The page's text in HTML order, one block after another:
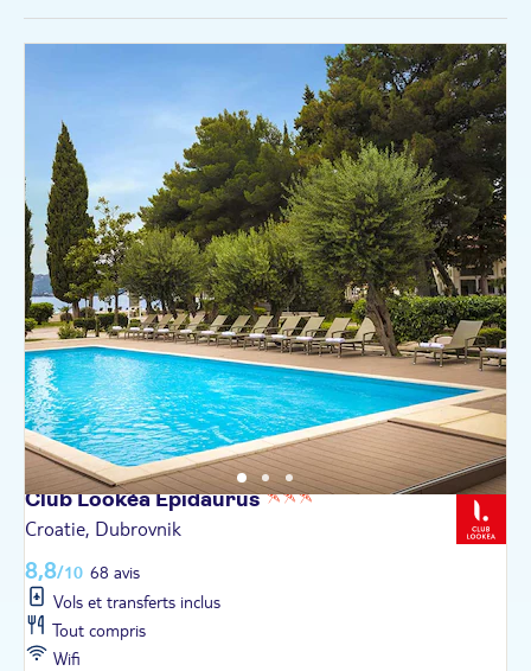
Club LookéaEpidaurus
Croatie, Dubrovnik
8,8/10 68 avis
Vols et transferts inclus
Tout compris
Wifi